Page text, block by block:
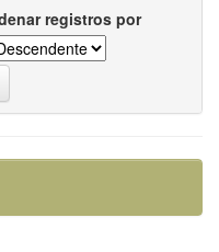
registros por